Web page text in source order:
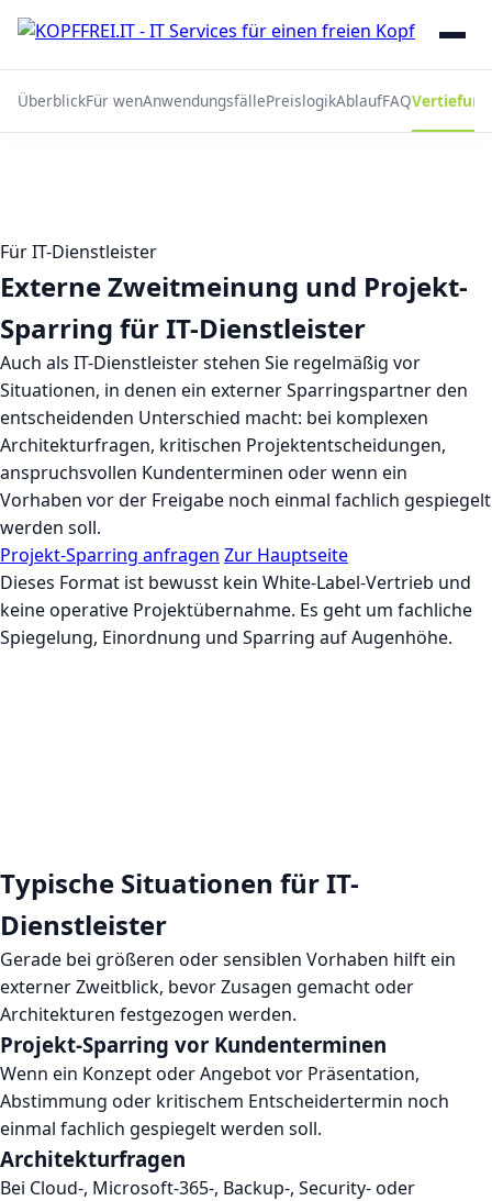
ÜberblickFür wenAnwendungsfällePreislogikAblaufFAQ
Für IT-Dienstleister
Externe Zweitmeinung und Projekt-
Sparring für IT-Dienstleister
Auch als IT-Dienstleister stehen Sie regelmäßig vor
Situationen, in denen ein externer Sparringspartner den
entscheidenden Unterschied macht: bei komplexen
Architekturfragen, kritischen Projektentscheidungen,
anspruchsvollen Kundenterminen oder wenn ein
Vorhaben vor der Freigabe noch einmal fachlich gespiegelt
werden soll.
Projekt-Sparring anfragen Zur Hauptseite
Dieses Format ist bewusst kein White-Label-Vertrieb und
keine operative Projektübernahme. Es geht um fachliche
Spiegelung, Einordnung und Sparring auf Augenhöhe.
Typische Situationen für IT-
Dienstleister
Gerade bei größeren oder sensiblen Vorhaben hilft ein
externer Zweitblick, bevor Zusagen gemacht oder
Architekturen festgezogen werden.
Projekt-Sparring vor Kundenterminen
Wenn ein Konzept oder Angebot vor Präsentation,
Abstimmung oder kritischem Entscheidertermin noch
einmal fachlich gespiegelt werden soll.
Architekturfragen
Bei Cloud-, Microsoft-365-, Backup-, Security- oder